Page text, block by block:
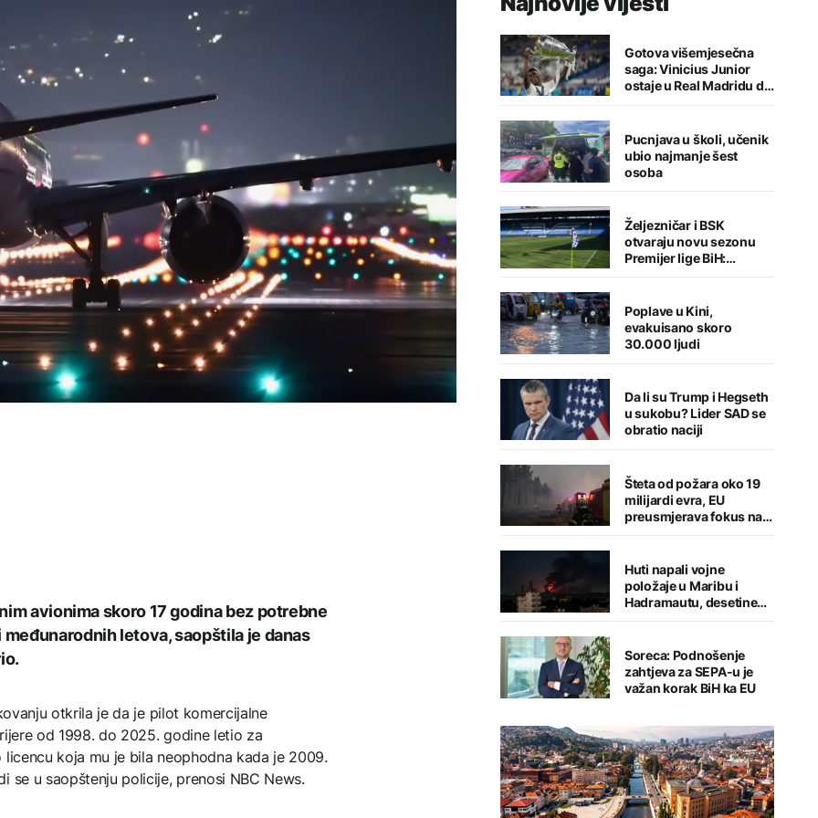
avionima skoro 17 godina bez potrebne
letova, saopštila je danas
otkrila je da je pilot komercijalne
od 1998. do 2025. godine letio za
koja mu je bila neophodna kada je 2009.
se u saopštenju policije, prenosi NBC News.
Gotova višemjesečna
saga: Vinicius Junior
ostaje u Real Madridu do
2032. godine
Pucnjava u školi, učenik
ubio najmanje šest
osoba
Željezničar i BSK
otvaraju novu sezonu
Premijer lige BiH:
Sarajlije u problemima,
Poplave u Kini,
evakuisano skoro
30.000 ljudi
Da li su Trump i Hegseth
u sukobu? Lider SAD se
obratio naciji
Šteta od požara oko 19
milijardi evra, EU
preusmjerava fokus na
prevenciju
Huti napali vojne
položaje u Maribu i
Hadramautu, desetine
stradalih
Soreca: Podnošenje
zahtjeva za SEPA-u je
važan korak BiH ka EU